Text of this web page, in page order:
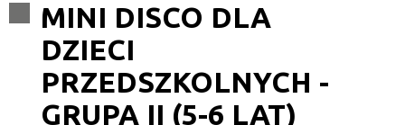
Trwające w zakresie
—
MINI DISCO DLA
DZIECI
PRZEDSZKOLNYCH -
GRUPA II (5-6 LAT)